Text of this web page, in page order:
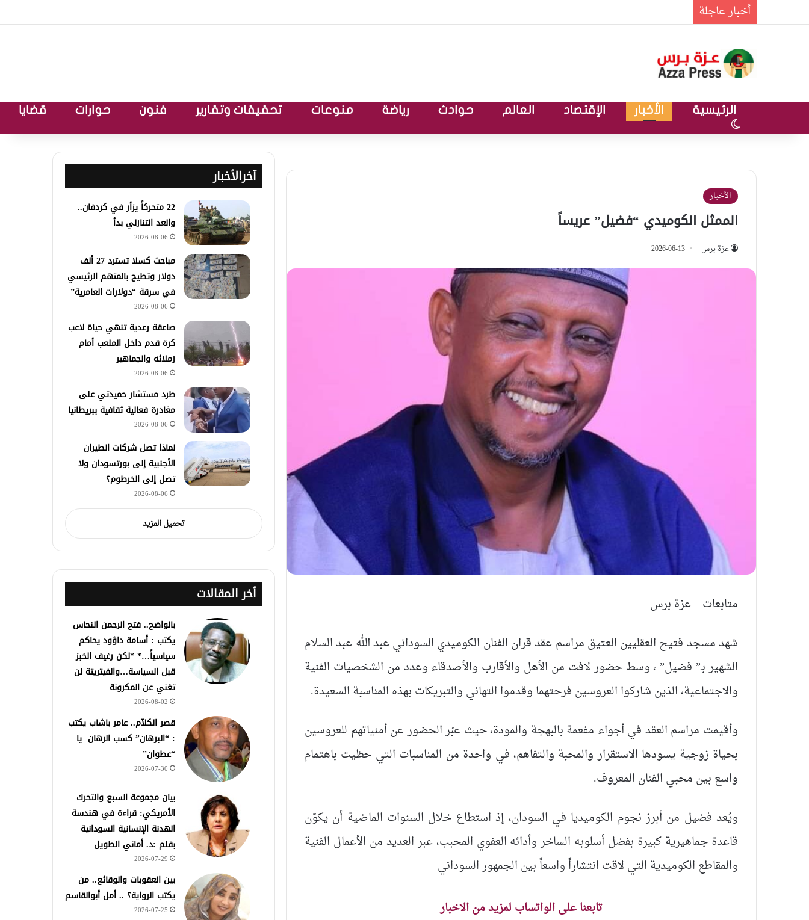
أخبار عاجلة
الرئيسية الأخبار الإقتصاد العالم حوادث رياضة منوعات تحقيقات وتقارير فنون حوارات قضايا
الوضع المظلم
الأخبار
الممثل الكوميدي “فضيل” عريساً
عزة برس 2026-06-13
متابعات _ عزة برس
شهد مسجد فتيح العقليين العتيق مراسم عقد قران الفنان الكوميدي السوداني عبد الله عبد السلام
الشهير بـ” فضيل” ، وسط حضور لافت من الأهل والأقارب والأصدقاء وعدد من الشخصيات الفنية
والاجتماعية، الذين شاركوا العروسين فرحتهما وقدموا التهاني والتبريكات بهذه المناسبة السعيدة.
وأقيمت مراسم العقد في أجواء مفعمة بالبهجة والمودة، حيث عبّر الحضور عن أمنياتهم للعروسين
بحياة زوجية يسودها الاستقرار والمحبة والتفاهم، في واحدة من المناسبات التي حظيت باهتمام
واسع بين محبي الفنان المعروف.
ويُعد فضيل من أبرز نجوم الكوميديا في السودان، إذ استطاع خلال السنوات الماضية أن يكوّن
قاعدة جماهيرية كبيرة بفضل أسلوبه الساخر وأدائه العفوي المحبب، عبر العديد من الأعمال الفنية
والمقاطع الكوميدية التي لاقت انتشاراً واسعاً بين الجمهور السوداني
تابعنا على الواتساب لمزيد من الاخبار
آخرالأخبار
22 متحركاً يزأر في كردفان..
والعد التنازلي بدأ
2026-08-06
مباحث كسلا تسترد 27 ألف
دولار وتطيح بالمتهم الرئيسي
في سرقة “دولارات العامرية”
2026-08-06
صاعقة رعدية تنهي حياة لاعب
كرة قدم داخل الملعب أمام
زملائه والجماهير
2026-08-06
طرد مستشار حميدتي على
مغادرة فعالية ثقافية ببريطانيا
2026-08-06
لماذا تصل شركات الطيران
الأجنبية إلى بورتسودان ولا
تصل إلى الخرطوم؟
2026-08-06
تحميل المزيد
أخر المقالات
بالواضح.. فتح الرحمن النحاس
يكتب : أسامة داؤود يحاكم
سياسياً…* *لكن رغيف الخبز
قبل السياسة…والفيتريتة لن
تغني عن المكرونة
2026-08-02
قصر الكلآم.. عامر باشاب يكتب
: “البرهان” كسب الرهان يا
“عطوان”
2026-07-30
بيان مجموعة السبع والتحرك
الأمريكي: قراءة في هندسة
الهدنة الإنسانية السودانية
بقلم :د. أماني الطويل
2026-07-29
بين العقوبات والوقائع.. من
يكتب الرواية؟ .. أمل أبوالقاسم
2026-07-25